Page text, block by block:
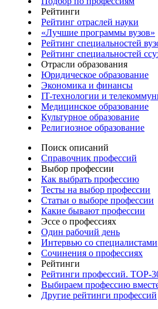
Рейтинги
Рейтинг отраслей науки
«Лучшие программы вузов»
Рейтинг специальностей
Рейтинг специальностей
Отрасли образования
Юридическое образование
Экономика и финансы
IT-технологии и
Медицинское образование
Культурное образование
Религиозное образование
Поиск описаний
Справочник профессий
Выбор профессии
Как выбрать профессию
Тесты на выбор профессии
Статьи о выборе профессии
Какие бывают профессии
Эссе о профессиях
Один рабочий день
Интервью со специалистами
Сочинения о профессиях
Рейтинги
Рейтинги профессий. TOP-
Выбираем профессию
Другие рейтинги профессий